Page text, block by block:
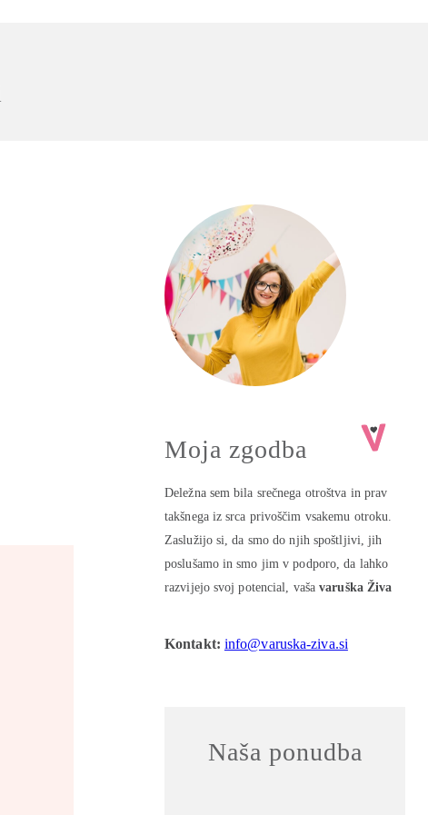
Moja zgodba
Deležna sem bila srečnega otroštva in prav
takšnega iz srca privoščim vsakemu otroku.
Zaslužijo si, da smo do njih spoštljivi, jih
poslušamo in smo jim v podporo, da lahko
razvijejo svoj potencial, vašavaruška Živa
Kontakt: info@varuska-ziva.si
Naša ponudba